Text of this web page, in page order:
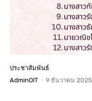
ประชาสัมพันธ์
AdminOIT - 9 ธันวาคม 2025